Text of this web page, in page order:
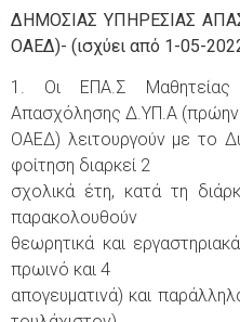
ΔΗΜΟΣΙΑΣ ΥΠΗΡΕΣΙΑΣ
ΟΑΕΔ)- (ισχύει από 1-05-
1. Οι ΕΠΑ.Σ Μαθητείας
Απασχόλησης Δ.ΥΠ.Α (πρώην
ΟΑΕΔ) λειτουργούν με το
φοίτηση διαρκεί 2
σχολικά έτη, κατά τη
παρακολουθούν
θεωρητικά και
πρωινό και 4
απογευματινά) και